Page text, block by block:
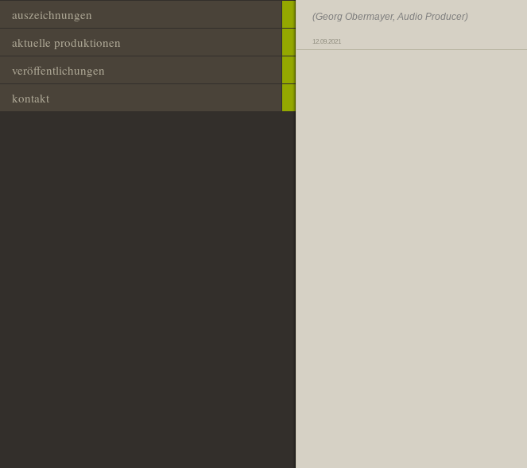
auszeichnungen
aktuelle produktionen
veröffentlichungen
kontakt
(Georg Obermayer, Audio Producer)
12.09.2021